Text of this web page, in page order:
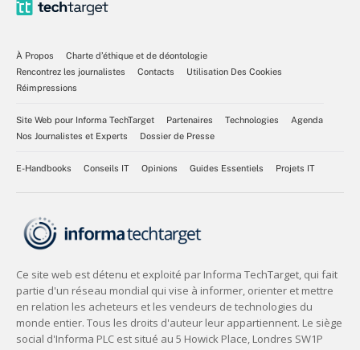
À Propos
Charte d’éthique et de déontologie
Rencontrez les journalistes
Contacts
Utilisation Des Cookies
Réimpressions
Site Web pour Informa TechTarget Partenaires Technologies
Agenda
Nos Journalistes et Experts
Dossier de Presse
E-Handbooks Conseils IT Opinions Guides Essentiels Projets IT